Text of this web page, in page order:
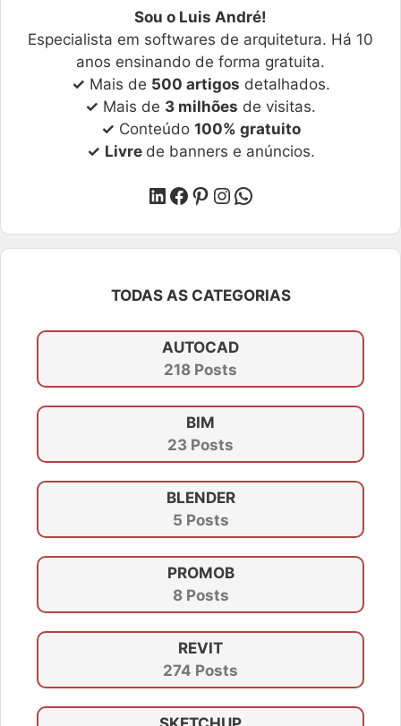
Sou o Luis André!
Especialista em softwares de arquitetura. Há 10
anos ensinando de forma gratuita.
✓ Mais de 500 artigos detalhados.
✓ Mais de 3 milhões de visitas.
✓ Conteúdo 100% gratuito
✓ Livre de banners e anúncios.
LinkedIn
Facebook
Pinterest
Instagram
WhatsApp
TODAS AS CATEGORIAS
AUTOCAD
218 Posts
BIM
23 Posts
BLENDER
5 Posts
PROMOB
8 Posts
REVIT
274 Posts